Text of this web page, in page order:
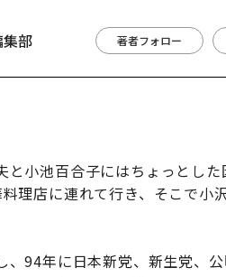
部 著者フォロー
小池百合子にはちょっとし
理店に連れて行き、そこで小
94年に日本新党、新生党、